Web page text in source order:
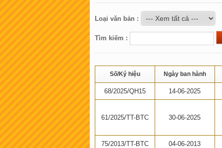
Loại văn bản :
Tìm kiếm :
Số/Ký hiệu Ngày ban hành
68/2025/QH15 14-06-2025
61/2025/TT-BTC 30-06-2025
75/2013/TT-BTC 04-06-2013